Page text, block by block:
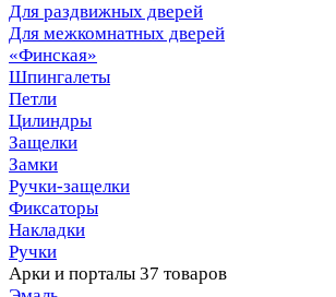
Для раздвижных дверей
Для межкомнатных дверей
«Финская»
Шпингалеты
Петли
Цилиндры
Защелки
Замки
Ручки-защелки
Фиксаторы
Накладки
Ручки
Арки и порталы 37 товаров